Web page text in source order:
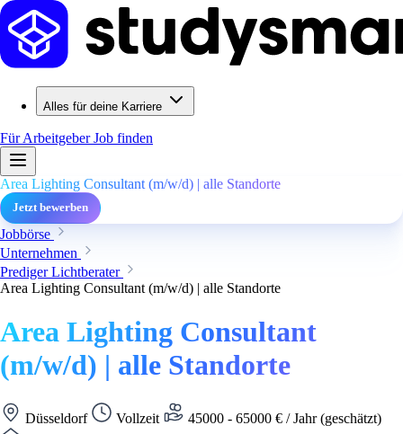
Alles für deine Karriere
Für ArbeitgeberJob finden
Area Lighting Consultant (m/w/d) | alle Standorte
Jetzt bewerben
Jobbörse
Unternehmen
Prediger Lichtberater
Area Lighting Consultant (m/w/d) | alle Standorte
Area Lighting Consultant
(m/w/d) | alle Standorte
Düsseldorf Vollzeit
45000 - 65000 € / Jahr (geschätzt)